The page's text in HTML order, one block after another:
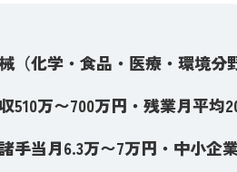
（化学・食品・医療・環境分
510万〜700万円・残業月平均
手当月6.3万〜7万円・中小企